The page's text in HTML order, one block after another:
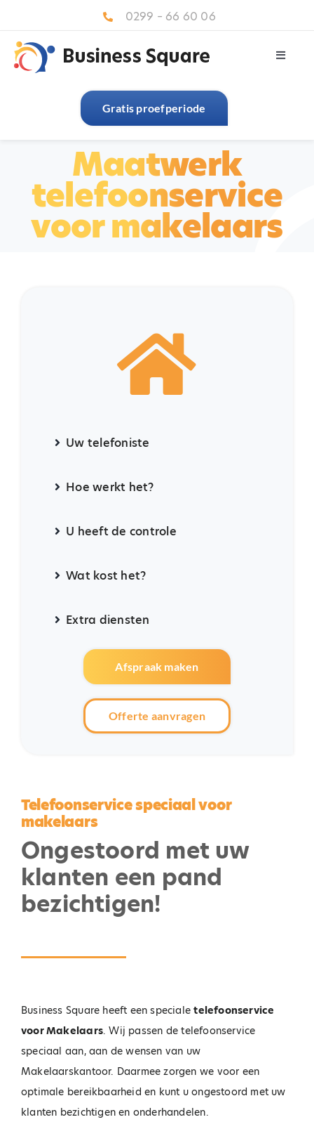
inhoud
0299 – 66 60 06
Toggle
Brancheoplossingen
Referenties
Gratis proefperiode
Maatwerk
telefoonservice
voor makelaars
Uw telefoniste
Hoe werkt het?
U heeft de controle
Wat kost het?
Extra diensten
Afspraak maken
Offerte aanvragen
Telefoonservice speciaal voor
makelaars
Ongestoord met uw
klanten een pand
bezichtigen!
Business Square heeft een specialetelefoonservice
voor Makelaars. Wij passen de telefoonservice
speciaal aan, aan de wensen van uw
Makelaarskantoor. Daarmee zorgen we voor een
optimale bereikbaarheid en kunt u ongestoord met uw
klanten bezichtigen en onderhandelen.